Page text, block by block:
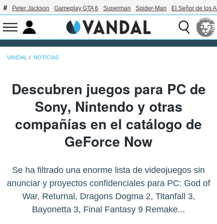
Peter Jackson Gameplay GTA 6 Superman Spider-Man El Señor de los
VANDAL NOTICIAS
Descubren juegos para PC de
Sony, Nintendo y otras
compañías en el catálogo de
GeForce Now
Se ha filtrado una enorme lista de videojuegos sin
anunciar y proyectos confidenciales para PC: God of
War, Returnal, Dragons Dogma 2, Titanfall 3,
Bayonetta 3, Final Fantasy 9 Remake...